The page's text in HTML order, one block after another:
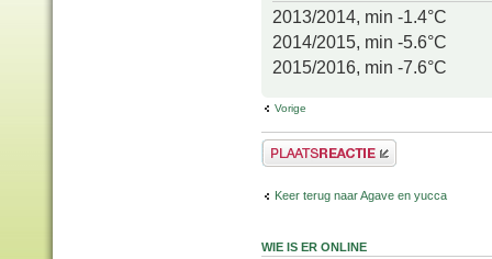
2013/2014, min -1.4°C
2014/2015, min -5.6°C
2015/2016, min -7.6°C
Vorige
Plaats een reactie
Keer terug naar Agave en yucca
WIE IS ER ONLINE